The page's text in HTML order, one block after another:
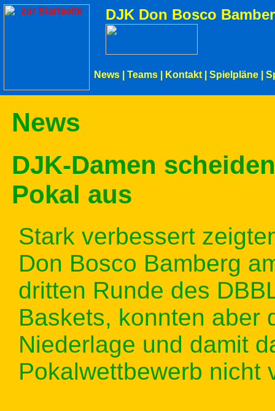
DJK Don Bosco
News Teams Kontakt Spielpläne
News
DJK-Damen
Pokal aus
Stark verbessert
Don Bosco Bamberg
dritten Runde des
Baskets, konnten aber
Niederlage und damit
Pokalwettbewerb nicht